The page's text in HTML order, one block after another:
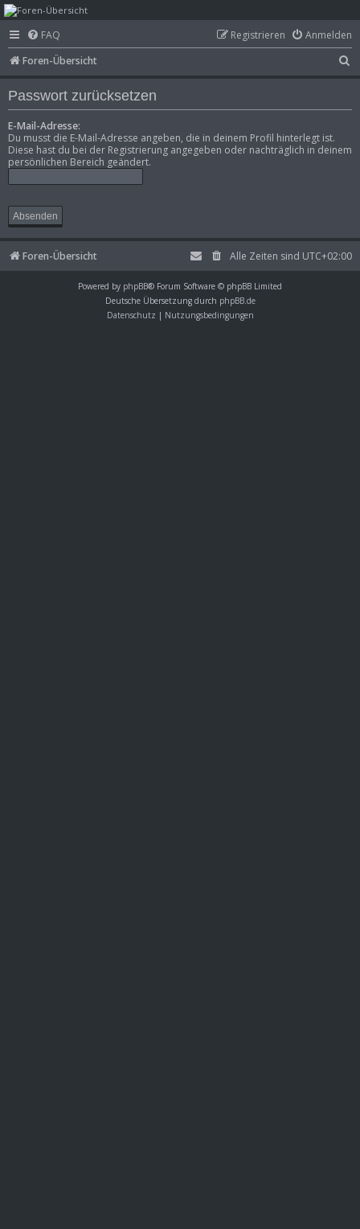
mega-hz - classic
computer &
electronics
FAQ Anmelden
Registrieren
Foren-Übersicht
u
Passwort zurücksetzen
E-Mail-Adresse:
Du musst die E-Mail-Adresse angeben, die in deinem Profil hinterlegt ist.
Diese hast du bei der Registrierung angegeben oder nachträglich in deinem
persönlichen Bereich geändert.
Foren-Übersicht Alle Zeiten sind UTC+02:00
Powered by phpBB® Forum Software © phpBB Limited
Deutsche Übersetzung durch phpBB.de
Datenschutz | Nutzungsbedingungen